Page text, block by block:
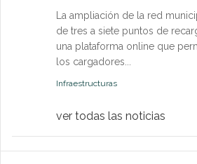
La ampliación de la red
de tres a siete puntos de
una plataforma online que
los cargadores...
Infraestructuras
ver todas las noticias